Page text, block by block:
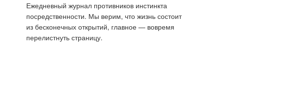
Ежедневный журнал противников инстинкта
посредственности. Мы верим, что жизнь состоит
из бесконечных открытий, главное — вовремя
перелистнуть страницу.